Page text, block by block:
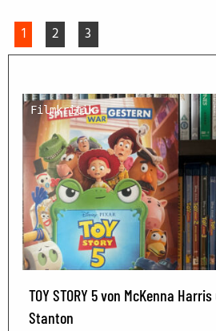
1 2 3
Filmkritik
TOY STORY 5 von McKenna
Stanton